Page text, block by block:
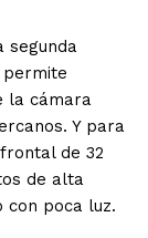
segunda
la cámara
Y para
de 32
de alta
con poca luz.